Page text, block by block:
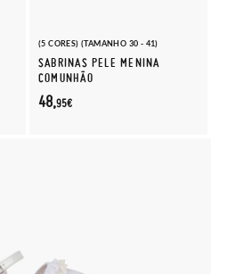
(5 CORES) (TAMANHO 30 - 41)
SABRINAS PELE MENINA
COMUNHÃO
48,95€